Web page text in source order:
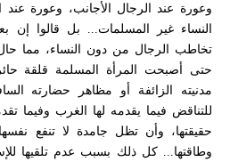
وعورة عند الرجال الأجانب، وعورة عند
النساء غير المسلمات... بل قالوا إن
تخاطب الرجال من دون النساء، مما حال
حتى أصبحت المرأة المسلمة قلقة
مدنيته الزائفة أو مظاهر حضارته
للتناقض فيما يقدمه لها الغرب وفيما
حقيقتها، وأن تظل جامدة لا تنفع
وطاقتها... كل ذلك بسبب عدم تلقيها